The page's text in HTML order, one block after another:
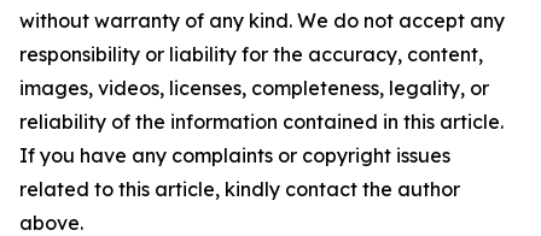
without warranty of any kind. We do not accept any
responsibility or liability for the accuracy, content,
images, videos, licenses, completeness, legality, or
reliability of the information contained in this article.
If you have any complaints or copyright issues
related to this article, kindly contact the author
above.